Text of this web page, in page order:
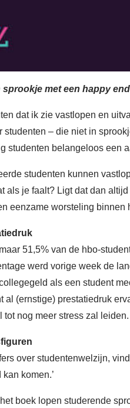
met een happy end
dat ik zie vastlopen en
studenten – die niet in
studenten belangeloos een
studenten kunnen
als je faalt? Ligt dat dan
eenzame worsteling
51,5% van de hbo-
werd vorige week de
als een student
al (ernstige) prestatiedruk
tot nog meer stress zal
over studentenwelzijn,
komen.’
boek lopen studerende